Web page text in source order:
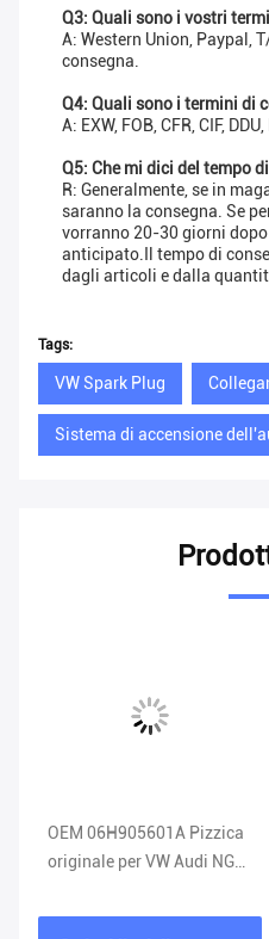
Q3: Quali sono i vostri
A: Western Union, Paypal,
consegna.
Q4: Quali sono i termini di
A: EXW, FOB, CFR, CIF, DDU,
Q5: Che mi dici del tempo
R: Generalmente, se in
saranno la consegna. Se
vorranno 20-30 giorni
anticipato.Il tempo di
dagli articoli e dalla
Tags:
VW Spark Plug
Sistema di accensione
OEM 06H905601A Pizzica
originale per VW Audi NGK